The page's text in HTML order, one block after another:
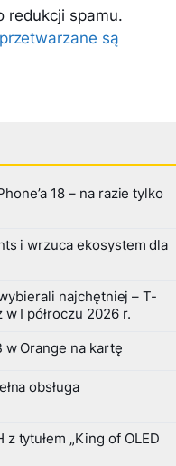
redukcji spamu.
są
18 – na razie tylko
i wrzuca ekosystem dla
najchętniej – T-
I półroczu 2026 r.
w Orange na kartę
obsługa
tytułem „King of OLED